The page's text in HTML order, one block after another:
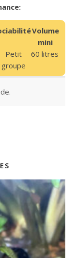
Volume
mini
Petit
groupe
60 litres